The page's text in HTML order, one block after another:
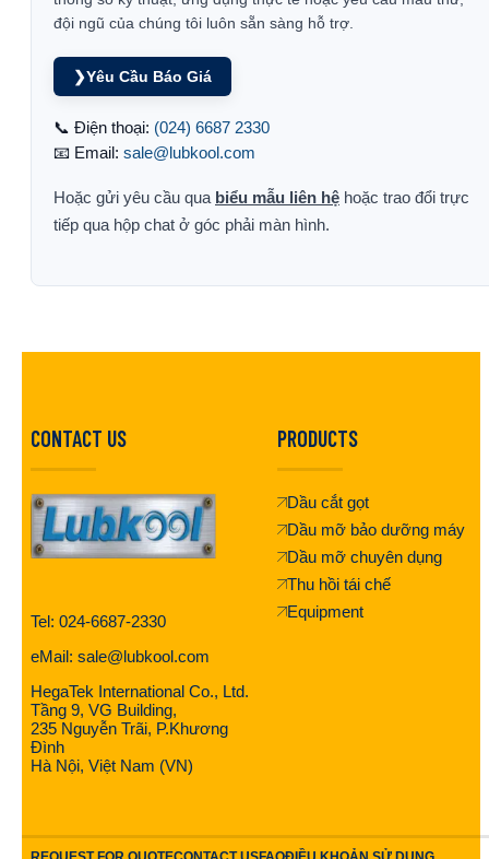
đội ngũ của chúng tôi luôn sẵn sàng hỗ trợ.
❯Yêu Cầu Báo Giá
📞 Điện thoại: (024) 6687 2330
📧 Email: sale@lubkool.com
Hoặc gửi yêu cầu qua biểu mẫu liên hệ hoặc trao đổi trực
tiếp qua hộp chat ở góc phải màn hình.
CONTACT US
Tel: 024-6687-2330
eMail: sale@lubkool.com
HegaTek International Co., Ltd.
Tầng 9, VG Building,
235 Nguyễn Trãi, P.Khương
Đình
Hà Nội, Việt Nam (VN)
PRODUCTS
Dầu cắt gọt
Dầu mỡ bảo dưỡng máy
Dầu mỡ chuyên dụng
Thu hồi tái chế
Equipment